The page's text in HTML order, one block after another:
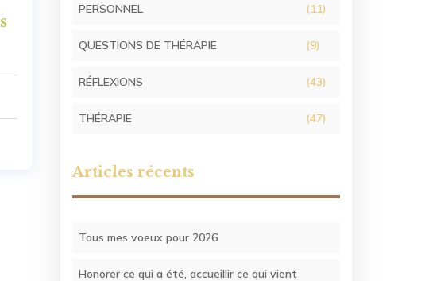
PERSONNEL (11)
QUESTIONS DE THÉRAPIE (9)
RÉFLEXIONS (43)
THÉRAPIE (47)
Articles récents
Tous mes voeux pour 2026
Honorer ce qui a été, accueillir ce qui vient